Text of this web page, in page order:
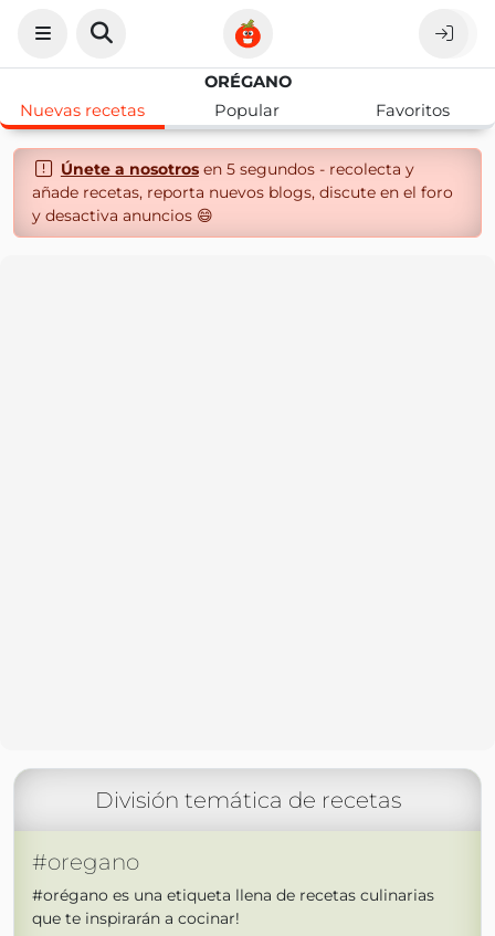
ORÉGANO
Nuevas recetas
Popular Favoritos
Únete a nosotrosen 5 segundos - recolecta y
añade recetas, reporta nuevos blogs, discute en el foro
y desactiva anuncios 😄
División temática de recetas
#oregano
#orégano es una etiqueta llena de recetas culinarias
que te inspirarán a cocinar!